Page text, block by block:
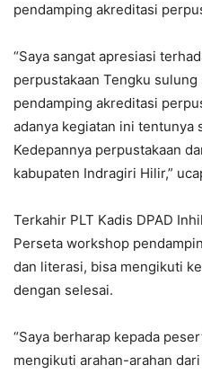
pendamping akreditasi
“Saya sangat apresiasi
perpustakaan Tengku
pendamping akreditasi
adanya kegiatan ini tentunya
Kedepannya perpustakaan
kabupaten Indragiri Hilir,”
Terkahir PLT Kadis DPAD
Perseta workshop
dan literasi, bisa mengikuti
dengan selesai.
“Saya berharap kepada
mengikuti arahan-arahan